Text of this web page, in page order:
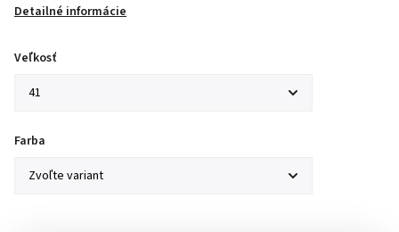
Detailné informácie
Veľkosť
Farba